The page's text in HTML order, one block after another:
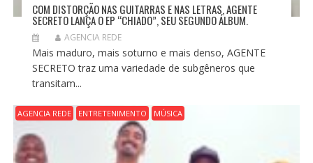
COM DISTORÇÃO NAS GUITARRAS E NAS LETRAS, AGENTE
SECRETO LANÇA O EP “CHIADO”, SEU SEGUNDO ÁLBUM.
AGENCIA REDE
Mais maduro, mais soturno e mais denso, AGENTE
SECRETO traz uma variedade de subgêneros que
transitam...
AGENCIA REDE ENTRETENIMENTO MÚSICA